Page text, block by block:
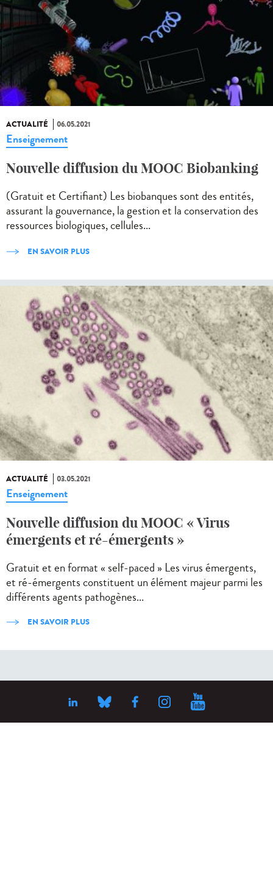
ACTUALITÉ 06.05.2021
Enseignement
Nouvelle diffusion du MOOC Biobanking
(Gratuit et Certifiant) Les biobanques sont des entités,
assurant la gouvernance, la gestion et la conservation des
ressources biologiques, cellules...
EN SAVOIR PLUS
ACTUALITÉ 03.05.2021
Enseignement
Nouvelle diffusion du MOOC « Virus
émergents et ré-émergents »
Gratuit et en format « self-paced » Les virus émergents,
et ré-émergents constituent un élément majeur parmi les
différents agents pathogènes...
EN SAVOIR PLUS